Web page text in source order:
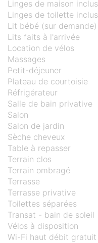
Linges de maison inclus
Linges de toilette inclus
Lit bébé (sur demande)
Lits faits à l'arrivée
Location de vélos
Massages
Petit-déjeuner
Plateau de courtoisie
Réfrigérateur
Salle de bain privative
Salon
Salon de jardin
Sèche cheveux
Table à repasser
Terrain clos
Terrain ombragé
Terrasse
Terrasse privative
Toilettes séparées
Transat - bain de soleil
Vélos à disposition
Wi-Fi haut débit gratuit